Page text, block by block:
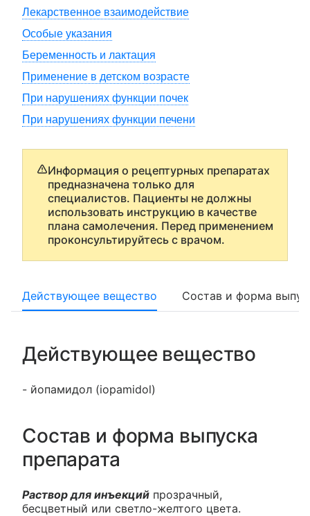
Лекарственное взаимодействие
Особые указания
Беременность и лактация
Применение в детском возрасте
При нарушениях функции почек
При нарушениях функции печени
Информация о рецептурных препаратах
предназначена только для
специалистов. Пациенты не должны
использовать инструкцию в качестве
плана самолечения. Перед применением
проконсультируйтесь с врачом.
Действующее вещество Состав и форма
Действующее вещество
- йопамидол (iopamidol)
Состав и форма выпуска
препарата
Раствор для инъекций прозрачный,
бесцветный или светло-желтого цвета.